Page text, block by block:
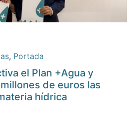
, Portada
el Plan +Agua y
de euros las
hídrica